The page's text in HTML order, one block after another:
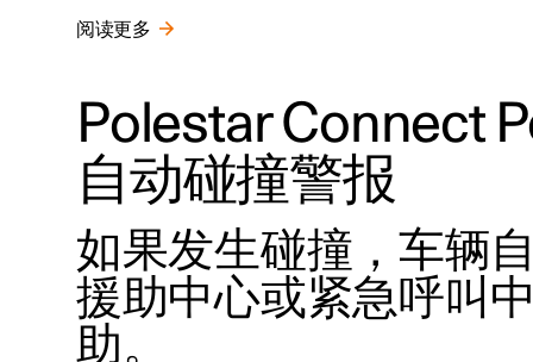
阅读更多
Polestar Connect
自动碰撞警报
如果发生碰撞，车辆
援助中心或紧急呼叫
助。